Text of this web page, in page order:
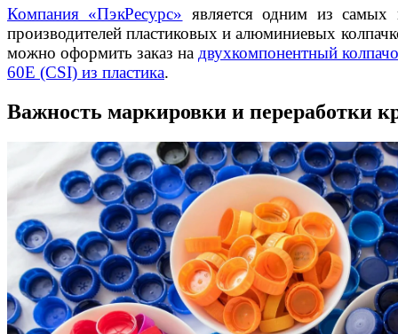
Компания «ПэкРесурс» является одним из самых
производителей пластиковых и алюминиевых
можно оформить заказ на двухкомпонентный
60E (CSI) из пластика.
Важность маркировки и переработки